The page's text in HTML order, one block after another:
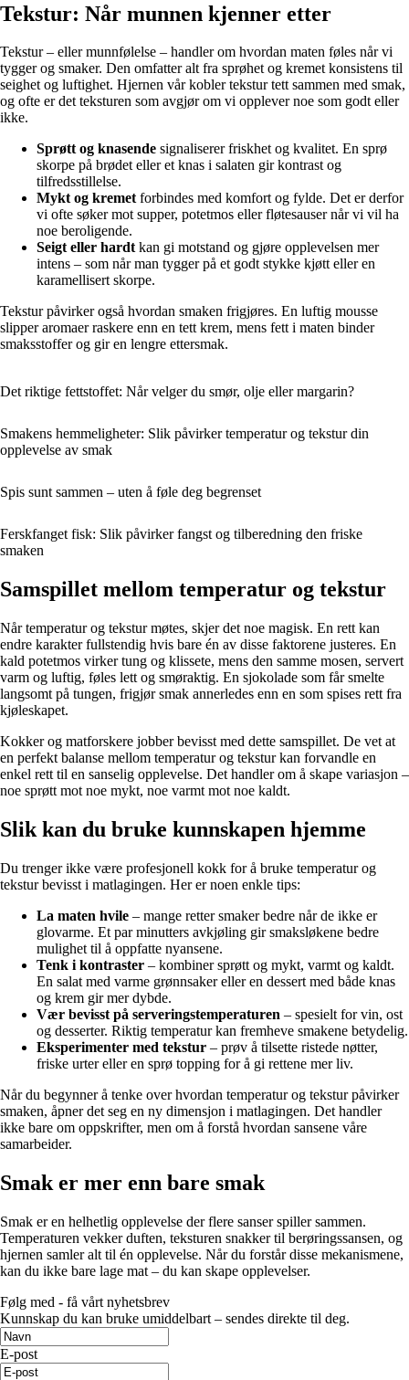
Tekstur: Når munnen kjenner etter
Tekstur – eller munnfølelse – handler om hvordan maten føles når vi
tygger og smaker. Den omfatter alt fra sprøhet og kremet konsistens til
seighet og luftighet. Hjernen vår kobler tekstur tett sammen med smak,
og ofte er det teksturen som avgjør om vi opplever noe som godt eller
ikke.
Sprøtt og knasende signaliserer friskhet og kvalitet. En sprø
skorpe på brødet eller et knas i salaten gir kontrast og
tilfredsstillelse.
Mykt og kremetforbindes med komfort og fylde. Det er derfor
vi ofte søker mot supper, potetmos eller fløtesauser når vi vil ha
noe beroligende.
Seigt eller hardtkan gi motstand og gjøre opplevelsen mer
intens – som når man tygger på et godt stykke kjøtt eller en
karamellisert skorpe.
Tekstur påvirker også hvordan smaken frigjøres. En luftig mousse
slipper aromaer raskere enn en tett krem, mens fett i maten binder
smaksstoffer og gir en lengre ettersmak.
Det riktige fettstoffet: Når velger du smør, olje eller margarin?
Smakens hemmeligheter: Slik påvirker temperatur og tekstur din
opplevelse av smak
Spis sunt sammen – uten å føle deg begrenset
Ferskfanget fisk: Slik påvirker fangst og tilberedning den friske
smaken
Samspillet mellom temperatur og tekstur
Når temperatur og tekstur møtes, skjer det noe magisk. En rett kan
endre karakter fullstendig hvis bare én av disse faktorene justeres. En
kald potetmos virker tung og klissete, mens den samme mosen, servert
varm og luftig, føles lett og smøraktig. En sjokolade som får smelte
langsomt på tungen, frigjør smak annerledes enn en som spises rett fra
kjøleskapet.
Kokker og matforskere jobber bevisst med dette samspillet. De vet at
en perfekt balanse mellom temperatur og tekstur kan forvandle en
enkel rett til en sanselig opplevelse. Det handler om å skape variasjon –
noe sprøtt mot noe mykt, noe varmt mot noe kaldt.
Slik kan du bruke kunnskapen hjemme
Du trenger ikke være profesjonell kokk for å bruke temperatur og
tekstur bevisst i matlagingen. Her er noen enkle tips:
La maten hvile – mange retter smaker bedre når de ikke er
glovarme. Et par minutters avkjøling gir smaksløkene bedre
mulighet til å oppfatte nyansene.
Tenk i kontraster – kombiner sprøtt og mykt, varmt og kaldt.
En salat med varme grønnsaker eller en dessert med både knas
og krem gir mer dybde.
Vær bevisst på serveringstemperaturen – spesielt for vin, ost
og desserter. Riktig temperatur kan fremheve smakene betydelig.
Eksperimenter med tekstur – prøv å tilsette ristede nøtter,
friske urter eller en sprø topping for å gi rettene mer liv.
Når du begynner å tenke over hvordan temperatur og tekstur påvirker
smaken, åpner det seg en ny dimensjon i matlagingen. Det handler
ikke bare om oppskrifter, men om å forstå hvordan sansene våre
samarbeider.
Smak er mer enn bare smak
Smak er en helhetlig opplevelse der flere sanser spiller sammen.
Temperaturen vekker duften, teksturen snakker til berøringssansen, og
hjernen samler alt til én opplevelse. Når du forstår disse mekanismene,
kan du ikke bare lage mat – du kan skape opplevelser.
Følg med - få vårt nyhetsbrev
Kunnskap du kan bruke umiddelbart – sendes direkte til deg.
E-post